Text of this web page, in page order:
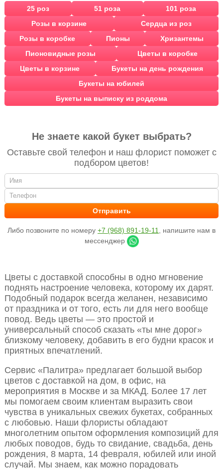
25 роз 51 роза
101 роза
Розы в корзине
Сердца из роз
Розы в коробке
Пионы
Хризантемы
Пионовидные розы
Цветы в коробке
Цветы в корзине
Букеты на день рождения
Букеты на юбилей
Букеты на выписку из роддома
Не знаете какой букет выбрать?
Оставьте свой телефон и наш флорист поможет с
подбором цветов!
Либо позвоните по номеру +7 (968) 891-19-11
, напишите нам в
мессенджер
Цветы с доставкой способны в одно мгновение
поднять настроение человека, которому их дарят.
Подобный подарок всегда желанен, независимо
от праздника и от того, есть ли для него вообще
повод. Ведь цветы — это простой и
универсальный способ сказать «ты мне дорог»
близкому человеку, добавить в его будни красок и
приятных впечатлений.
Сервис «Палитра» предлагает большой выбор
цветов с доставкой на дом, в офис, на
мероприятия в Москве и за МКАД. Более 17 лет
мы помогаем своим клиентам выразить свои
чувства в уникальных свежих букетах, собранных
с любовью. Наши флористы обладают
многолетним опытом оформления композиций для
любых поводов, будь то свидание, свадьба, день
рождения, 8 марта, 14 февраля, юбилей или иной
случай. Мы знаем, как можно порадовать